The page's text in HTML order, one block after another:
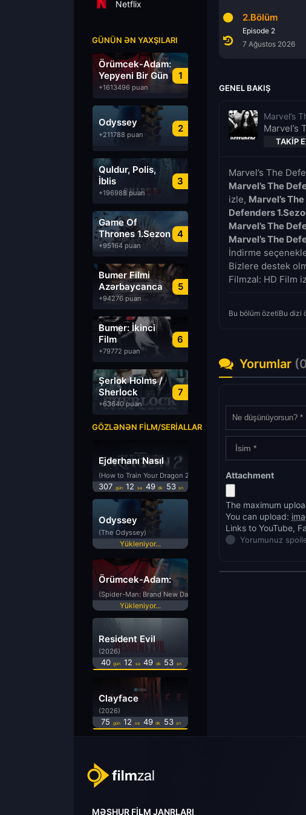
Netflix
GÜNÜN ƏN YAXŞILARI
1
Örümcek-Adam:
Yepyeni Bir Gün
+1613496 puan
2
Odyssey
+211788 puan
3
Quldur, Polis,
İblis
+196988 puan
4
Game Of
Thrones 1.Sezon
Türkçe Dublaj
izle
+95164 puan
5
Bumer Filmi
Azərbaycanca
Dublyaj izle
+94276 puan
6
Bumer: İkinci
Film
Azərbaycanca
Dublyaj izle
+79772 puan
7
Şerlok Holms /
Sherlock
Holmes
+63640 puan
GÖZLƏNƏN FILM/SERIALLAR
Ejderhanı Nasıl
Eğitirsin 2
(How to Train Your Dragon 2)
307 gün 12 sa 49 dk 53 sn
Odyssey
(The Odyssey)
Yükleniyor...
Örümcek-Adam:
Yepyeni Bir Gün
(Spider-Man: Brand New Day)
Yükleniyor...
Resident Evil
(2026)
40 gün 12 sa 49 dk 53 sn
Clayface
(2026)
75 gün 12 sa 49 dk 53 sn
7 Ağustos 2026
2.Bölüm
Episode 2
7 Ağustos 2026
GENEL BAKIŞ
Marvel’s
Marvel’s
TAKIP
Marvel’s The
Marvel’s The
izle, Marvel’s
Defenders
Marvel’s The
Marvel’s The
İndirme
Bizlere destek
Filmzal: HD Film
Bu bölüm özetiBu dizi
Yorumlar
Attachment
The maximum
You can upload:
Links to YouTube,
Yorumunuz
MƏŞHUR FILM JANRLARI